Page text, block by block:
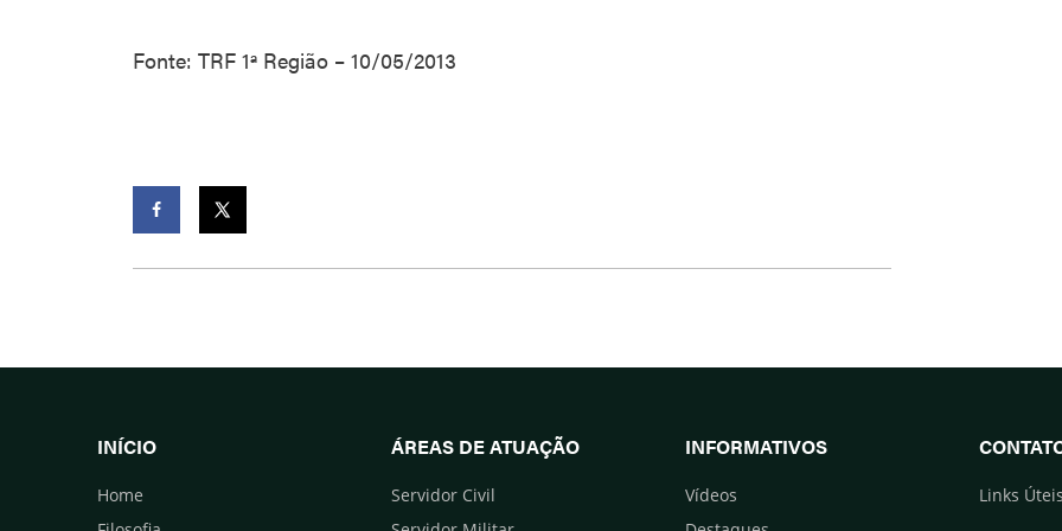
Fonte: TRF 1ª Região – 10/05/2013
INÍCIO
Home
ÁREAS DE ATUAÇÃO
Servidor Civil
INFORMATIVOS
Vídeos
Links Úteis